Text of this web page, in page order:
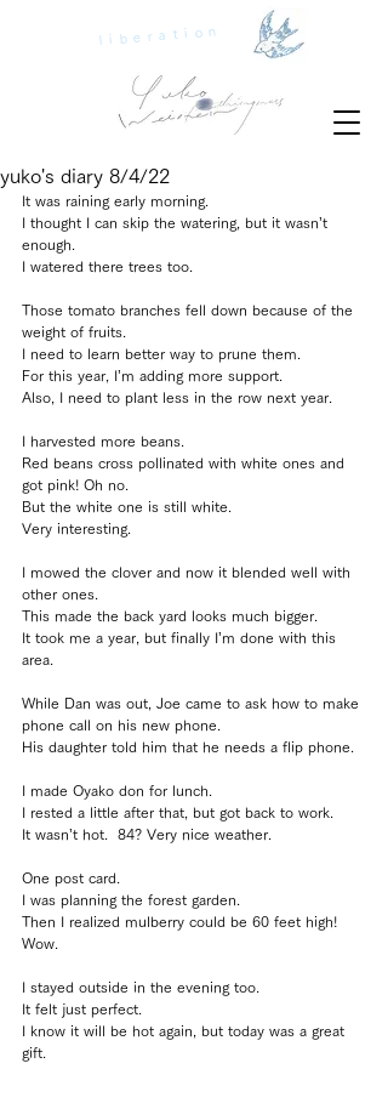
liberation
yuko's diary 8/4/22
It was raining early morning.
I thought I can skip the watering, but it wasn’t
enough.
I watered there trees too.
Those tomato branches fell down because of the
weight of fruits.
I need to learn better way to prune them.
For this year, I’m adding more support.
Also, I need to plant less in the row next year.
I harvested more beans.
Red beans cross pollinated with white ones and
got pink! Oh no.
But the white one is still white.
Very interesting.
I mowed the clover and now it blended well with
other ones.
This made the back yard looks much bigger.
It took me a year, but finally I’m done with this
area.
While Dan was out, Joe came to ask how to make
phone call on his new phone.
His daughter told him that he needs a flip phone.
I made Oyako don for lunch.
I rested a little after that, but got back to work.
It wasn’t hot.  84? Very nice weather.
One post card.
I was planning the forest garden.
Then I realized mulberry could be 60 feet high!
Wow.
I stayed outside in the evening too.
It felt just perfect.
I know it will be hot again, but today was a great
gift.